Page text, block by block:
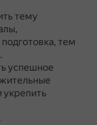
тему
тем
успешное
укрепить